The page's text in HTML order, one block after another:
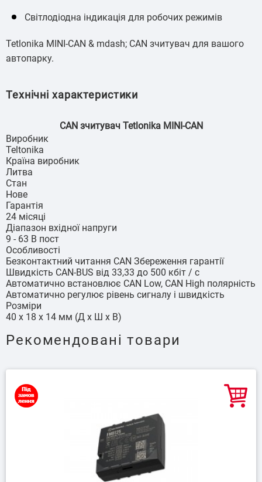
Світлодіодна індикація для робочих режимів
Tetlonika MINI-CAN & mdash; CAN зчитувач для вашого
автопарку.
Технічні характеристики
CAN зчитувач Tetlonika MINI-CAN
Виробник
Teltonika
Країна виробник
Литва
Стан
Нове
Гарантія
24 місяці
Діапазон вхідної напруги
9 - 63 В пост
Особливості
Безконтактний читання CAN Збереження гарантії
Швидкість CAN-BUS від 33,33 до 500 кбіт / с
Автоматично встановлює CAN Low, CAN High полярність
Автоматично регулює рівень сигналу і швидкість
Розміри
40 х 18 х 14 мм (Д х Ш х В)
Рекомендовані товари